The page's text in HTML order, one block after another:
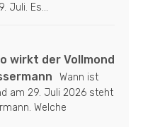
Juli. Es...
wirkt der Vollmond
Wann ist
am 29. Juli 2026 steht
Welche